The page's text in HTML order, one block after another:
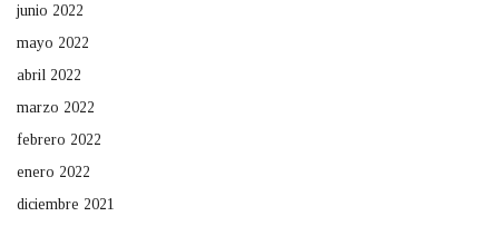
junio 2022
mayo 2022
abril 2022
marzo 2022
febrero 2022
enero 2022
diciembre 2021